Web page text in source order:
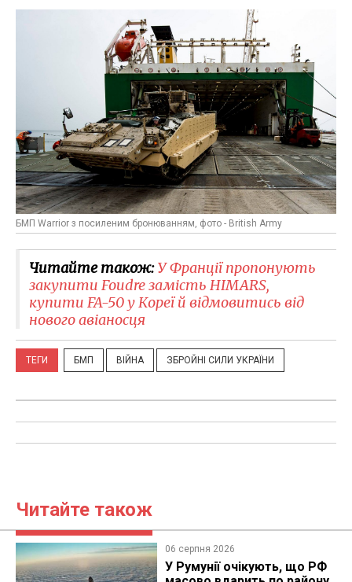
БМП Warrior з посиленим бронюванням, фото - British Army
Читайте також:У Франції пропонують
закупити Foudre замість HIMARS,
купити FA-50 у Кореї й відмовитись від
нового авіаносця
ТЕГИ БМП ВІЙНА ЗБРОЙНІ СИЛИ УКРАЇНИ
Читайте також
06 серпня 2026
У Румунії очікують, що РФ